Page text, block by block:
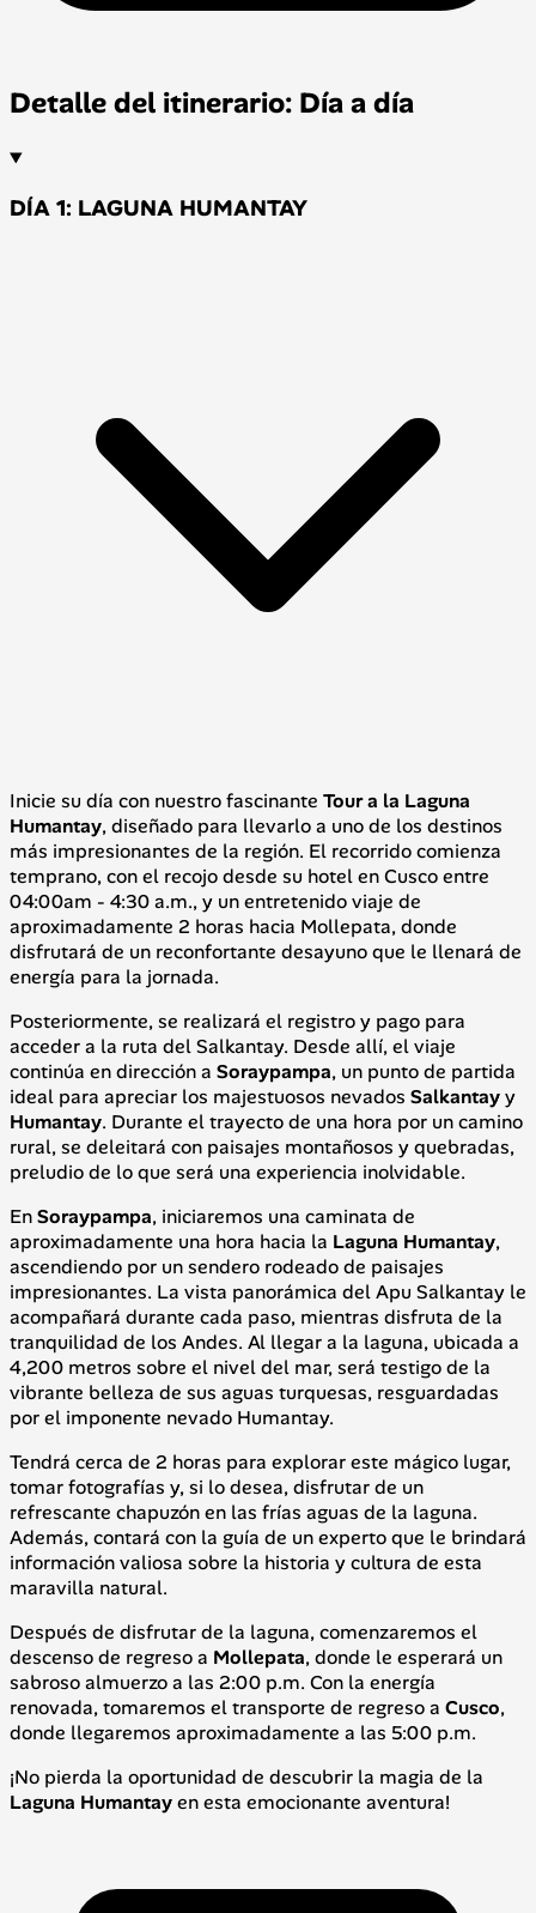
Detalle del itinerario: Día a día
DÍA 1: LAGUNA HUMANTAY
Inicie su día con nuestro fascinante Tour a la Laguna
Humantay, diseñado para llevarlo a uno de los destinos
más impresionantes de la región. El recorrido comienza
temprano, con el recojo desde su hotel en Cusco entre
04:00am - 4:30 a.m., y un entretenido viaje de
aproximadamente 2 horas hacia Mollepata, donde
disfrutará de un reconfortante desayuno que le llenará de
energía para la jornada.
Posteriormente, se realizará el registro y pago para
acceder a la ruta del Salkantay. Desde allí, el viaje
continúa en dirección a Soraypampa, un punto de partida
ideal para apreciar los majestuosos nevados Salkantayy
Humantay. Durante el trayecto de una hora por un camino
rural, se deleitará con paisajes montañosos y quebradas,
preludio de lo que será una experiencia inolvidable.
EnSoraypampa, iniciaremos una caminata de
aproximadamente una hora hacia la Laguna Humantay,
ascendiendo por un sendero rodeado de paisajes
impresionantes. La vista panorámica del Apu Salkantay le
acompañará durante cada paso, mientras disfruta de la
tranquilidad de los Andes. Al llegar a la laguna, ubicada a
4,200 metros sobre el nivel del mar, será testigo de la
vibrante belleza de sus aguas turquesas, resguardadas
por el imponente nevado Humantay.
Tendrá cerca de 2 horas para explorar este mágico lugar,
tomar fotografías y, si lo desea, disfrutar de un
refrescante chapuzón en las frías aguas de la laguna.
Además, contará con la guía de un experto que le brindará
información valiosa sobre la historia y cultura de esta
maravilla natural.
Después de disfrutar de la laguna, comenzaremos el
descenso de regreso a Mollepata, donde le esperará un
sabroso almuerzo a las 2:00 p.m. Con la energía
renovada, tomaremos el transporte de regreso a Cusco,
donde llegaremos aproximadamente a las 5:00 p.m.
¡No pierda la oportunidad de descubrir la magia de la
Laguna Humantayen esta emocionante aventura!